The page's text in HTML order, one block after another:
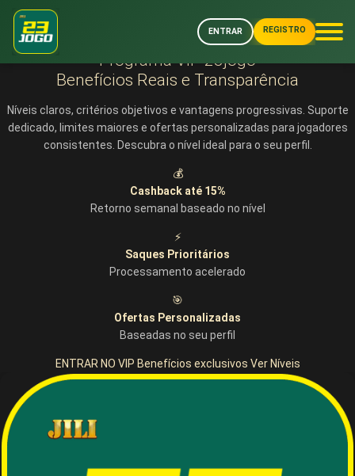
ENTRAR REGISTRO
👑Cashback até 15% • Gerente VIP • Saques Prioritários
Programa VIP 23jogo
Benefícios Reais e Transparência
Níveis claros, critérios objetivos e vantagens progressivas. Suporte
dedicado, limites maiores e ofertas personalizadas para jogadores
consistentes. Descubra o nível ideal para o seu perfil.
💰
Cashback até 15%
Retorno semanal baseado no nível
⚡
Saques Prioritários
Processamento acelerado
🎯
Ofertas Personalizadas
Baseadas no seu perfil
ENTRAR NO VIP Benefícios exclusivos Ver Níveis